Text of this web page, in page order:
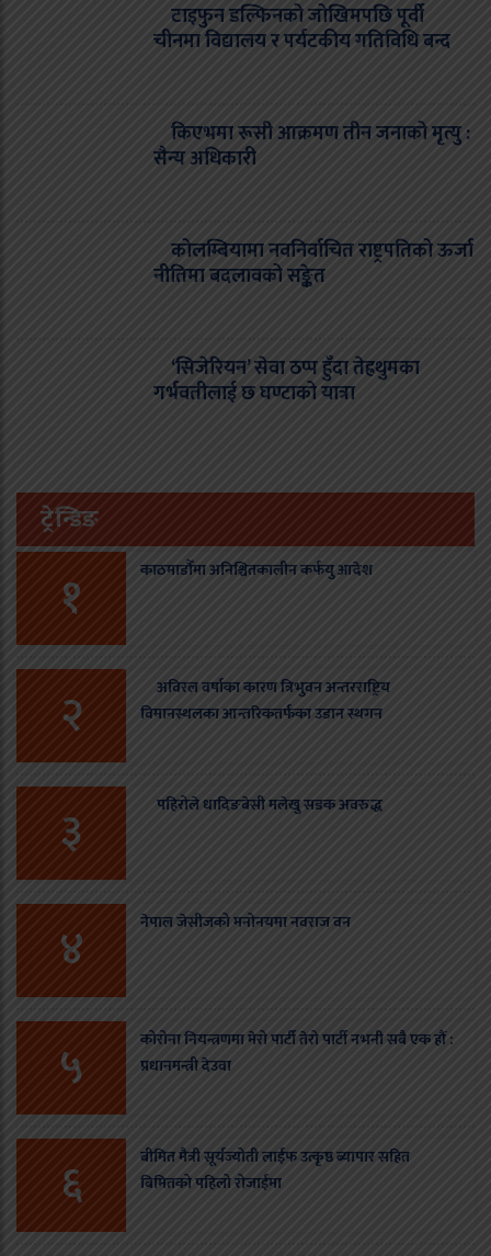
टाइफुन डल्फिनको जोखिमपछि पूर्वी
चीनमा विद्यालय र पर्यटकीय गतिविधि बन्द
किएभमा रूसी आक्रमण तीन जनाको मृत्यु :
सैन्य अधिकारी
कोलम्बियामा नवनिर्वाचित राष्ट्रपतिको ऊर्जा
नीतिमा बदलावको सङ्केत
‘सिजेरियन’ सेवा ठप्प हुँदा तेह्रथुमका
गर्भवतीलाई छ घण्टाको यात्रा
ट्रेन्डिङ
१ काठमाडौँमा अनिश्चितकालीन कर्फयु आदेश
२
अविरल वर्षाका कारण त्रिभुवन अन्तरराष्ट्रिय
विमानस्थलका आन्तरिकतर्फका उडान स्थगन
३ पहिरोले धादिङबेसी मलेखु सडक अवरुद्ध
४ नेपाल जेसीजको मनोनयमा नवराज वन
५
कोरोना नियन्त्रणमा मेरो पार्टी तेरो पार्टी नभनी सबै एक हौं :
प्रधानमन्त्री देउवा
६
बीमित मैत्री सूर्यज्योती लाईफ उत्कृष्ठ ब्यापार सहित
बिमितको पहिलो रोजाईमा